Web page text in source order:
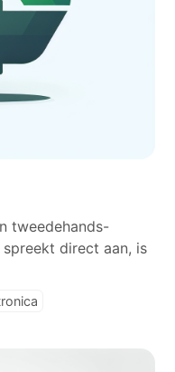
tweedehands-
direct aan, is